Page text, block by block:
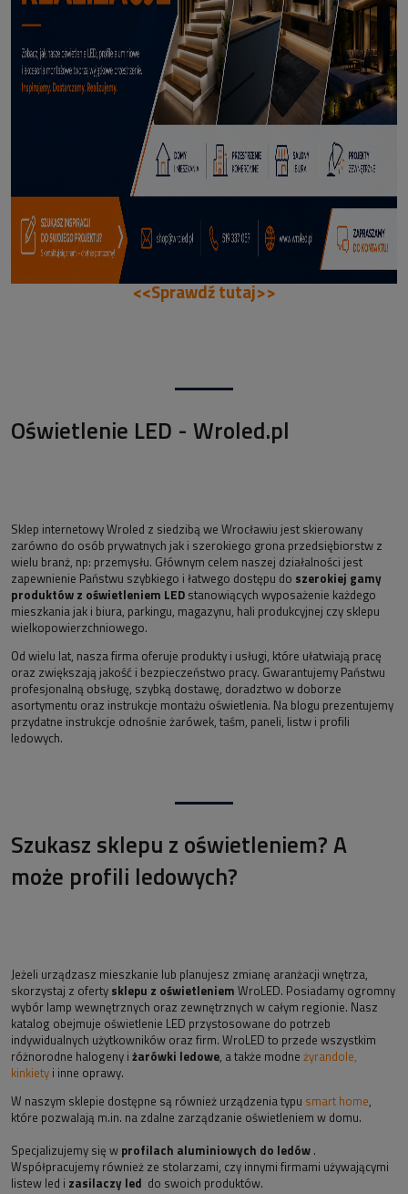
114,50 zł
DODAJ DO KOSZYKA
<<Sprawdź tutaj>>
Oświetlenie LED - Wroled.pl
Sklep internetowy Wroled z siedzibą we Wrocławiu jest skierowany
zarówno do osób prywatnych jak i szerokiego grona przedsiębiorstw z
wielu branż, np: przemysłu. Głównym celem naszej działalności jest
zapewnienie Państwu szybkiego i łatwego dostępu do szerokiej gamy
produktów z oświetleniem LED stanowiących wyposażenie każdego
mieszkania jak i biura, parkingu, magazynu, hali produkcyjnej czy sklepu
wielkopowierzchniowego.
Od wielu lat, nasza firma oferuje produkty i usługi, które ułatwiają pracę
oraz zwiększają jakość i bezpieczeństwo pracy. Gwarantujemy Państwu
profesjonalną obsługę, szybką dostawę, doradztwo w doborze
asortymentu oraz instrukcje montażu oświetlenia. Na blogu prezentujemy
przydatne instrukcje odnośnie żarówek, taśm, paneli, listw i profili
ledowych.
Szukasz sklepu z oświetleniem? A
może profili ledowych?
Jeżeli urządzasz mieszkanie lub planujesz zmianę aranżacji wnętrza,
skorzystaj z oferty sklepu z oświetleniem WroLED. Posiadamy ogromny
wybór lamp wewnętrznych oraz zewnętrznych w całym regionie. Nasz
katalog obejmuje oświetlenie LED przystosowane do potrzeb
indywidualnych użytkowników oraz firm. WroLED to przede wszystkim
różnorodne halogeny i żarówki ledowe, a także modne żyrandole,
kinkiety i inne oprawy.
W naszym sklepie dostępne są również urządzenia typu smart home,
które pozwalają m.in. na zdalne zarządzanie oświetleniem w domu.
Specjalizujemy się w profilach aluminiowych do ledów .
Współpracujemy również ze stolarzami, czy innymi firmami używającymi
listew led i zasilaczy led do swoich produktów.